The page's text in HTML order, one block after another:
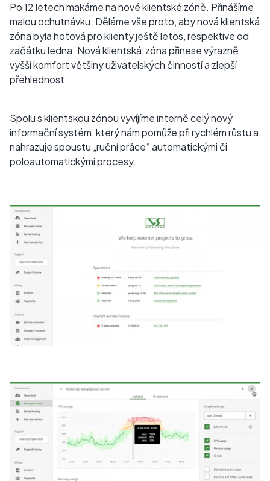
Po 12 letech makáme na nové klientské zóně. Přinášíme
malou ochutnávku. Děláme vše proto, aby nová klientská
zóna byla hotová pro klienty ještě letos, respektive od
začátku ledna. Nová klientská zóna přinese výrazně
vyšší komfort většiny uživatelských činností a zlepší
přehlednost.
Spolu s klientskou zónou vyvíjíme interně celý nový
informační systém, který nám pomůže při rychlém růstu a
nahrazuje spoustu „ruční práce“ automatickými či
poloautomatickými procesy.